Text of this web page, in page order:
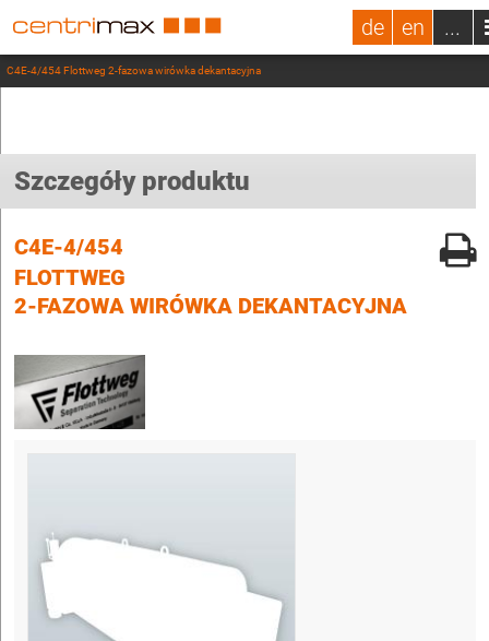
de en ...
C4E-4/454 Flottweg 2-fazowa wirówka dekantacyjna
Szczegóły produktu
C4E-4/454
FLOTTWEG
2-FAZOWA WIRÓWKA DEKANTACYJNA